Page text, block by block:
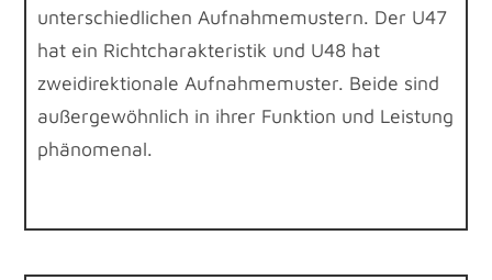
unterschiedlichen Aufnahmemustern. Der U47
hat ein Richtcharakteristik und U48 hat
zweidirektionale Aufnahmemuster. Beide sind
außergewöhnlich in ihrer Funktion und Leistung
phänomenal.